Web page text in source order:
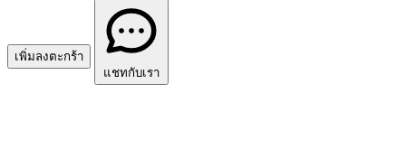
เพิ่มลงตะกร้า
แชทกับเรา